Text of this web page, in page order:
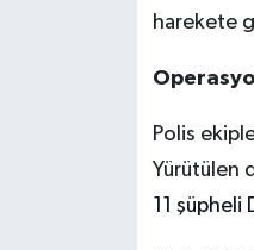
harekete
Polis
Yürütülen
11 şüpheli